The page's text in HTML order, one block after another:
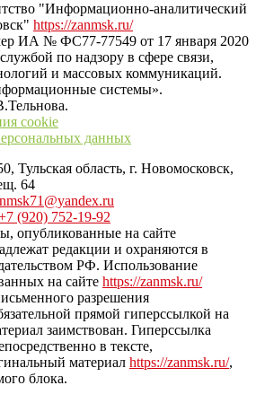
"Информационно-аналитический
https://zanmsk.ru/
ИА № ФС77-77549 от 17 января 2020
по надзору в сфере связи,
и массовых коммуникаций.
системы».
cookie
данных
Тульская область, г. Новомосковск,
64
(920) 752-19-92
опубликованные на сайте
редакции и охраняются в
РФ. Использование
на сайте https://zanmsk.ru/
разрешения
прямой гиперссылкой на
заимствован. Гиперссылка
в тексте,
материал https://zanmsk.ru/,
блока.